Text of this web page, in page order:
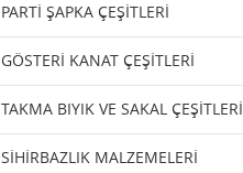
PARTİ ŞAPKA ÇEŞİTLERİ
GÖSTERİ KANAT ÇEŞİTLERİ
TAKMA BIYIK VE SAKAL ÇEŞİTLERİ
SİHİRBAZLIK MALZEMELERİ